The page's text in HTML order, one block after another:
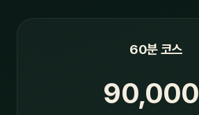
60분 코스
90,000